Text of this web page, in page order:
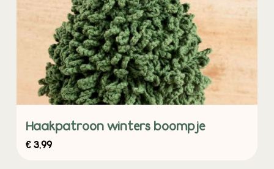
Haakpatroon winters boompje
€3,99